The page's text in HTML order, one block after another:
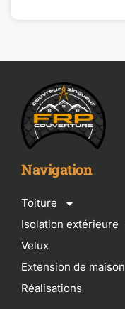
Navigation
Toiture
Isolation extérieure
Velux
Extension de maison
Réalisations